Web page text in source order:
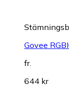
Govee
fr.
644 kr